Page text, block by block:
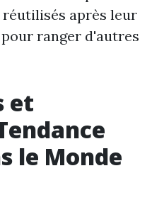
après leur
ranger d'autres
et
le Monde